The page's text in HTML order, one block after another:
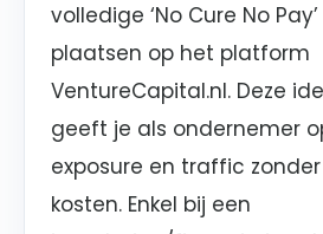
volledige ‘No Cure No
plaatsen op het platform
VentureCapital.nl. Deze
geeft je als ondernemer
exposure en traffic
kosten. Enkel bij een